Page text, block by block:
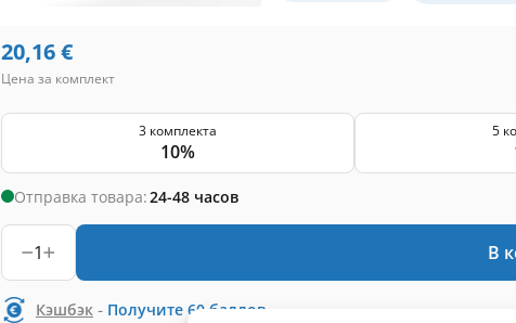
20,16€
Цена за комплект
3 комплекта
10%
5
Отправка товара:24-48 часов
1 В
Кэшбэк - Получите 60 баллов